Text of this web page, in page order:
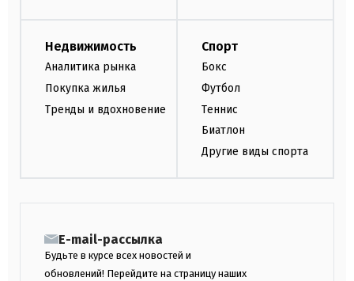
Недвижимость
Аналитика рынка
Покупка жилья
Тренды и вдохновение
Спорт
Бокс
Футбол
Теннис
Биатлон
Другие виды спорта
E-mail-рассылка
Будьте в курсе всех новостей и
обновлений! Перейдите на страницу наших